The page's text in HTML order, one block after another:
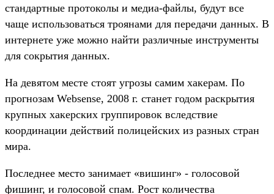
стандартные протоколы и медиа-файлы, будут все
чаще использоваться троянами для передачи данных. В
интернете уже можно найти различные инструменты
для сокрытия данных.
На девятом месте стоят угрозы самим хакерам. По
прогнозам Websense, 2008 г. станет годом раскрытия
крупных хакерских группировок вследствие
координации действий полицейских из разных стран
мира.
Последнее место занимает «вишинг» - голосовой
фишинг, и голосовой спам. Рост количества